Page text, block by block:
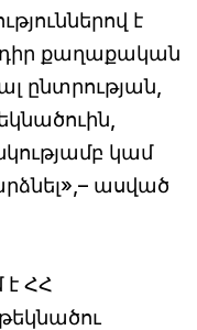
է
քաղաքական
ընտրության,
կամ
ասված
է ՀՀ